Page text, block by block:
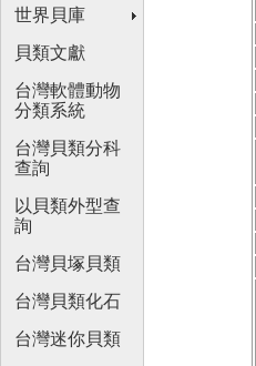
世界貝庫
貝類文獻
台灣軟體動物
分類系統
台灣貝類分科
查詢
以貝類外型查
詢
台灣貝塚貝類
台灣貝類化石
台灣迷你貝類